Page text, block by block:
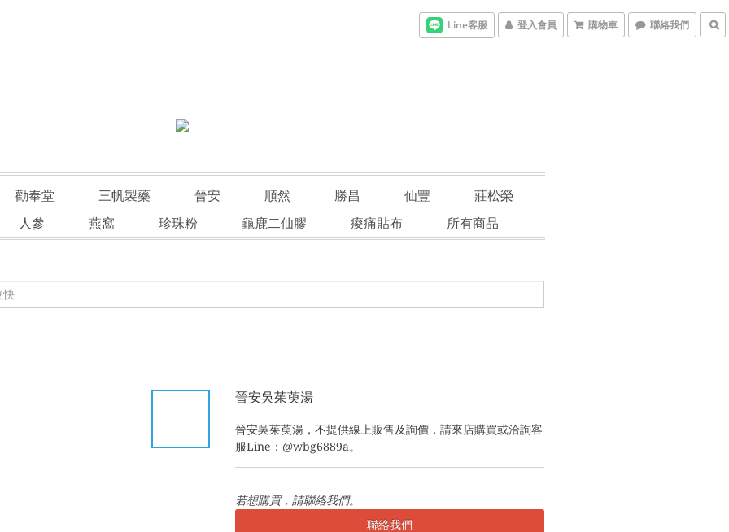
Line客服 登入會員 購物車 聯絡我們
勸奉堂 三帆製藥 晉安 順然 勝昌 仙豐
莊松榮
人參
燕窩 珍珠粉 龜鹿二仙膠 痠痛貼布 所有商品
晉安吳茱萸湯
晉安吳茱萸湯，不提供線上販售及詢價，請來店購買或洽詢客
服Line：@wbg6889a。
若想購買，請聯絡我們。
聯絡我們